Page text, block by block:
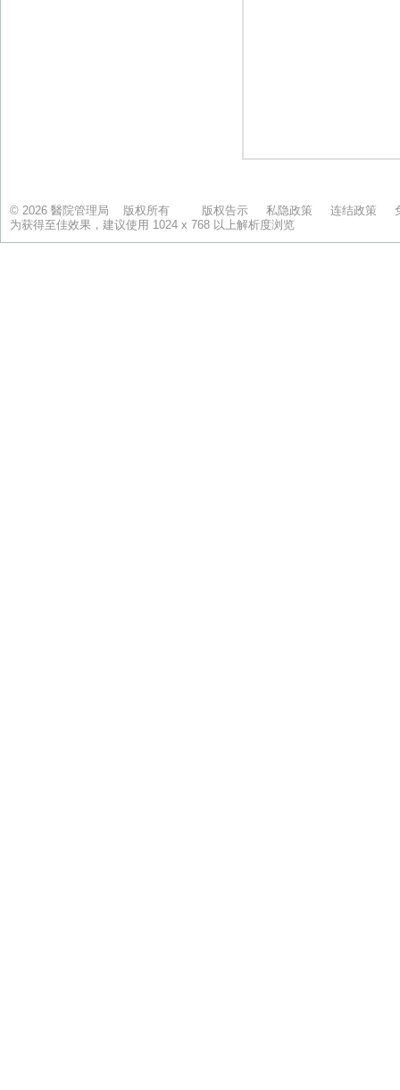
© 2026 醫院管理局 版权所有 版权告示 私隐政策 连结政策
为获得至佳效果，建议使用 1024 x 768 以上解析度浏览